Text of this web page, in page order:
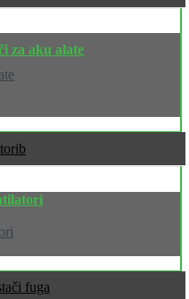
za aku alate
fuga